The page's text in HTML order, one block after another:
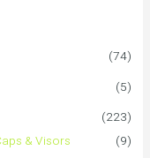
(74)
(5)
(223)
& Visors
(9)